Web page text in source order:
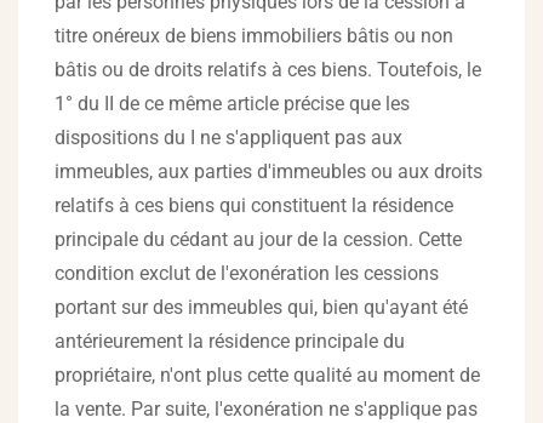
titre onéreux de biens immobiliers bâtis ou non
bâtis ou de droits relatifs à ces biens. Toutefois, le
1° du II de ce même article précise que les
dispositions du I ne s'appliquent pas aux
immeubles, aux parties d'immeubles ou aux droits
relatifs à ces biens qui constituent la résidence
principale du cédant au jour de la cession. Cette
condition exclut de l'exonération les cessions
portant sur des immeubles qui, bien qu'ayant été
antérieurement la résidence principale du
propriétaire, n'ont plus cette qualité au moment de
la vente. Par suite, l'exonération ne s'applique pas